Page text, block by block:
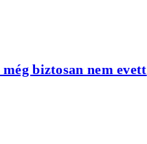
biztosan nem evett